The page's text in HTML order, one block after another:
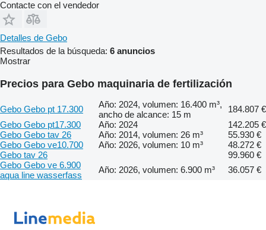
Contacte con el vendedor
Detalles de Gebo
Resultados de la búsqueda: 6 anuncios
Mostrar
Precios para Gebo maquinaria de fertilización
Gebo Gebo pt 17.300
Año: 2024, volumen: 16.400 m³,
ancho de alcance: 15 m
184.807 €
Gebo Gebo pt17.300
Año: 2024
142.205 €
Gebo Gebo tav 26
Año: 2014, volumen: 26 m³
55.930 €
Gebo Gebo ve10.700
Año: 2026, volumen: 10 m³
48.272 €
Gebo tav 26
99.960 €
Gebo Gebo ve 6.900
aqua line wasserfass
Año: 2026, volumen: 6.900 m³ 36.057 €